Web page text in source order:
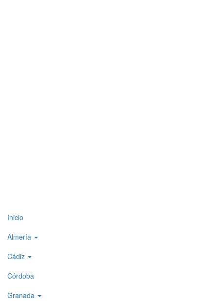
Top
level
1
Inicio
Almería
Cádiz
Córdoba
Granada